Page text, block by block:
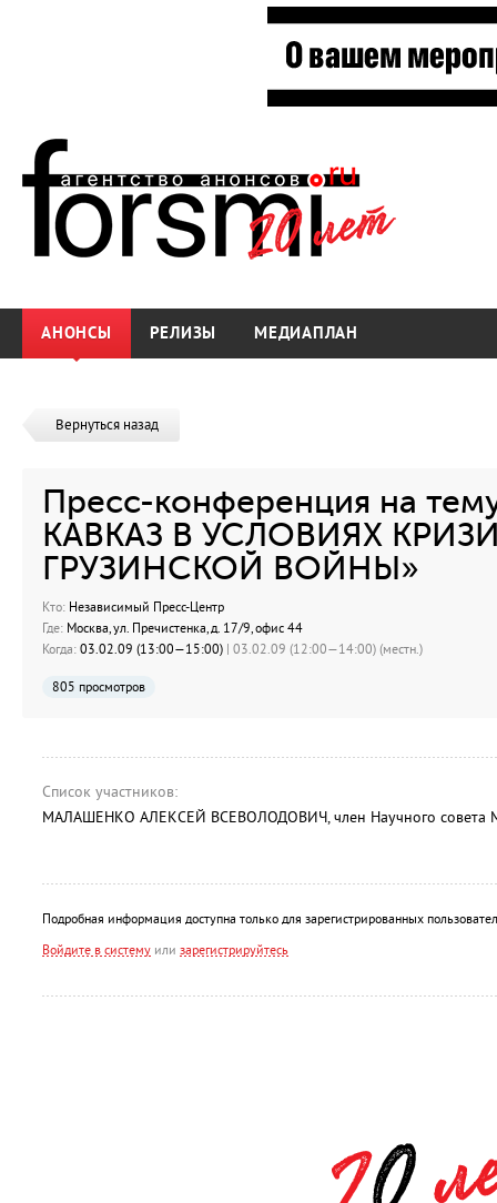
АНОНСЫ РЕЛИЗЫ МЕДИАПЛАН
Вернуться назад
Пресс-конференция на
КАВКАЗ В УСЛОВИЯХ
ГРУЗИНСКОЙ ВОЙНЫ»
Кто: Независимый Пресс-Центр
Где: Москва, ул. Пречистенка, д. 17/9, офис 44
Когда: 03.02.09 (13:00—15:00) | 03.02.09 (12:00—14:00) (местн.)
805 просмотров
Список участников:
МАЛАШЕНКО АЛЕКСЕЙ ВСЕВОЛОДОВИЧ, член Научного совета
Подробная информация доступна только для зарегистрированных
Войдите в систему или зарегистрируйтесь